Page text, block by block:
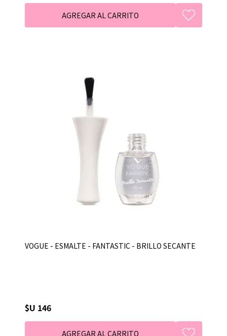
VOGUE - ESMALTE - FANTASTIC - BRILLO SECANTE
$U 146